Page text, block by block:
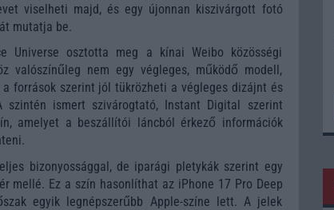
viselheti majd, és egy újonnan kiszivárgott fotó
mutatja be.
osztotta meg a kínai Weibo közösségi
valószínűleg nem egy végleges, működő modell,
források szerint jól tükrözheti a végleges dizájnt és
szintén ismert szivárogtató, Instant Digital szerint
amelyet a beszállítói láncból érkező információk
bizonyossággal, de iparági pletykák szerint egy
mellé. Ez a szín hasonlíthat az iPhone 17 Pro Deep
egyik legnépszerűbb Apple-színe lett. A jelek